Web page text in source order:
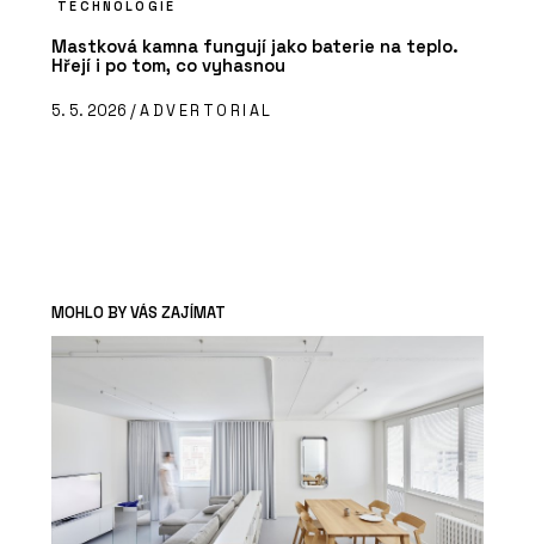
TECHNOLOGIE
Mastková kamna fungují jako baterie na teplo.
Hřejí i po tom, co vyhasnou
5. 5. 2026 /ADVERTORIAL
MOHLO BY VÁS ZAJÍMAT